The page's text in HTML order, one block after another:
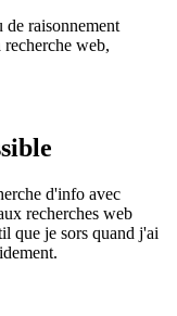
de raisonnement
web,
d'info avec
recherches web
que je sors quand j'ai